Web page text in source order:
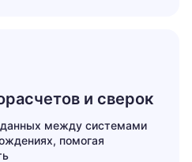
и сверок
данных между системами
помогая